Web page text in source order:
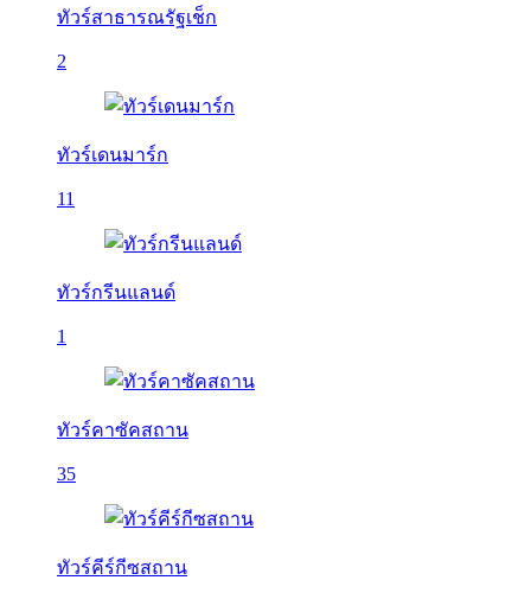
ทัวร์สาธารณรัฐเช็ก
2
ทัวร์เดนมาร์ก
11
ทัวร์กรีนแลนด์
1
ทัวร์คาซัคสถาน
35
ทัวร์คีร์กีซสถาน